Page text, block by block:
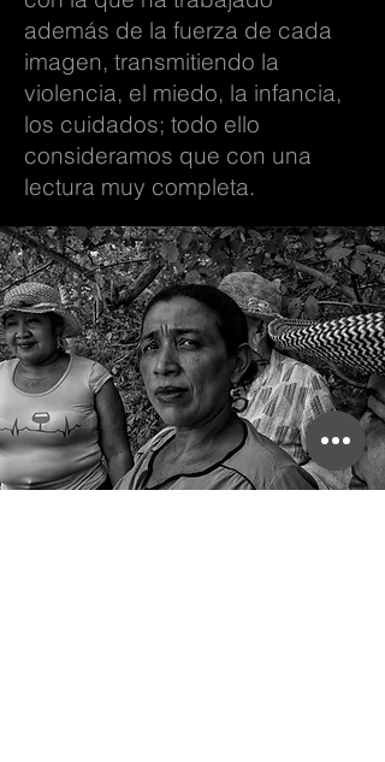
además de la fuerza de cada
imagen, transmitiendo la
violencia, el miedo, la infancia,
los cuidados; todo ello
consideramos que con una
lectura muy completa.